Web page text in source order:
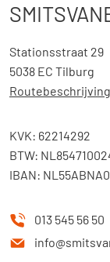
Stationsstraat 29
5038 EC Tilburg
KVK: 62214292
BTW:
IBAN:
013 545 56 50